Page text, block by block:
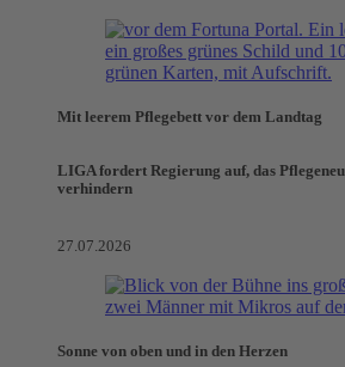
Mit leerem Pflegebett vor dem Landtag
LIGA fordert Regierung auf, das
verhindern
27.07.2026
Sonne von oben und in den Herzen